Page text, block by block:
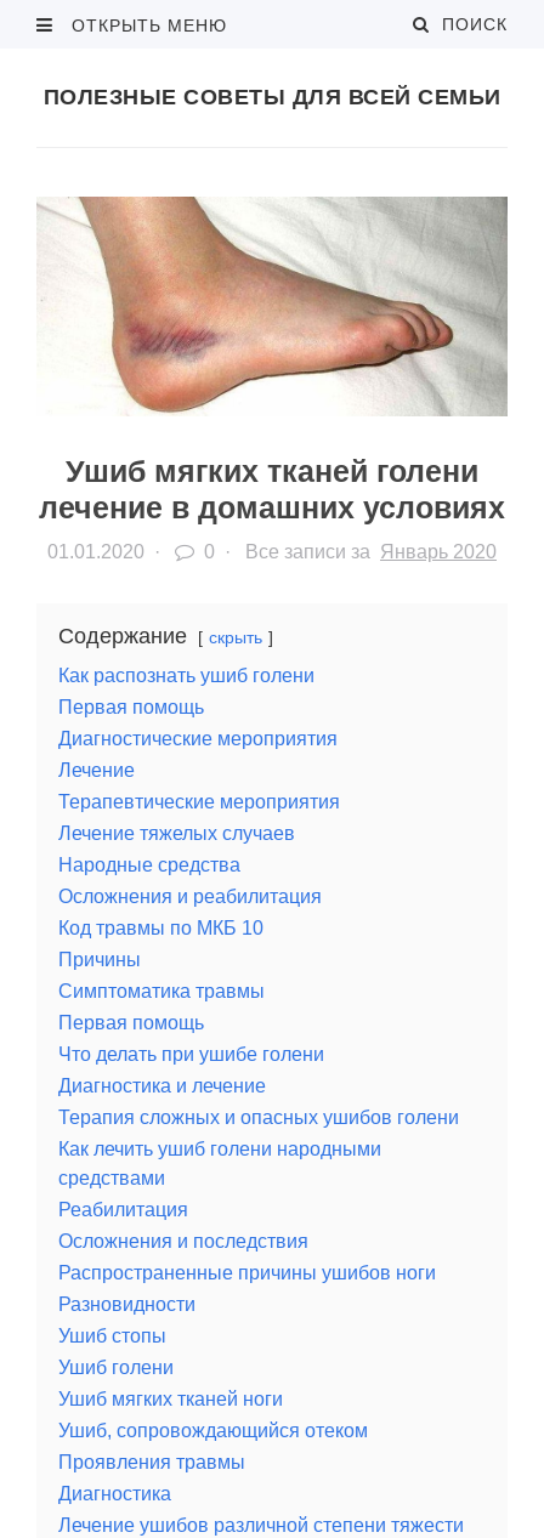
ОТКРЫТЬ МЕНЮ ПОИСК
ПОЛЕЗНЫЕ СОВЕТЫ ДЛЯ ВСЕЙ СЕМЬИ
Ушиб мягких тканей голени
лечение в домашних условиях
01.01.2020 · 0 · Все записи за Январь 2020
Содержание скрыть
Как распознать ушиб голени
Первая помощь
Диагностические мероприятия
Лечение
Терапевтические мероприятия
Лечение тяжелых случаев
Народные средства
Осложнения и реабилитация
Код травмы по МКБ 10
Причины
Симптоматика травмы
Первая помощь
Что делать при ушибе голени
Диагностика и лечение
Терапия сложных и опасных ушибов голени
Как лечить ушиб голени народными
средствами
Реабилитация
Осложнения и последствия
Распространенные причины ушибов ноги
Разновидности
Ушиб стопы
Ушиб голени
Ушиб мягких тканей ноги
Ушиб, сопровождающийся отеком
Проявления травмы
Диагностика
Лечение ушибов различной степени тяжести